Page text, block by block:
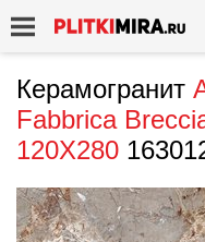
Керамогранит
Fabbrica
120X280